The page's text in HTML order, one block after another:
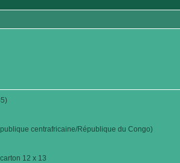
centrafricaine/République du Congo)
12 x 13